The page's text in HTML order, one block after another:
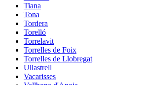
Tiana
Tona
Tordera
Torelló
Torrelavit
Torrelles de Foix
Torrelles de Llobregat
Ullastrell
Vacarisses